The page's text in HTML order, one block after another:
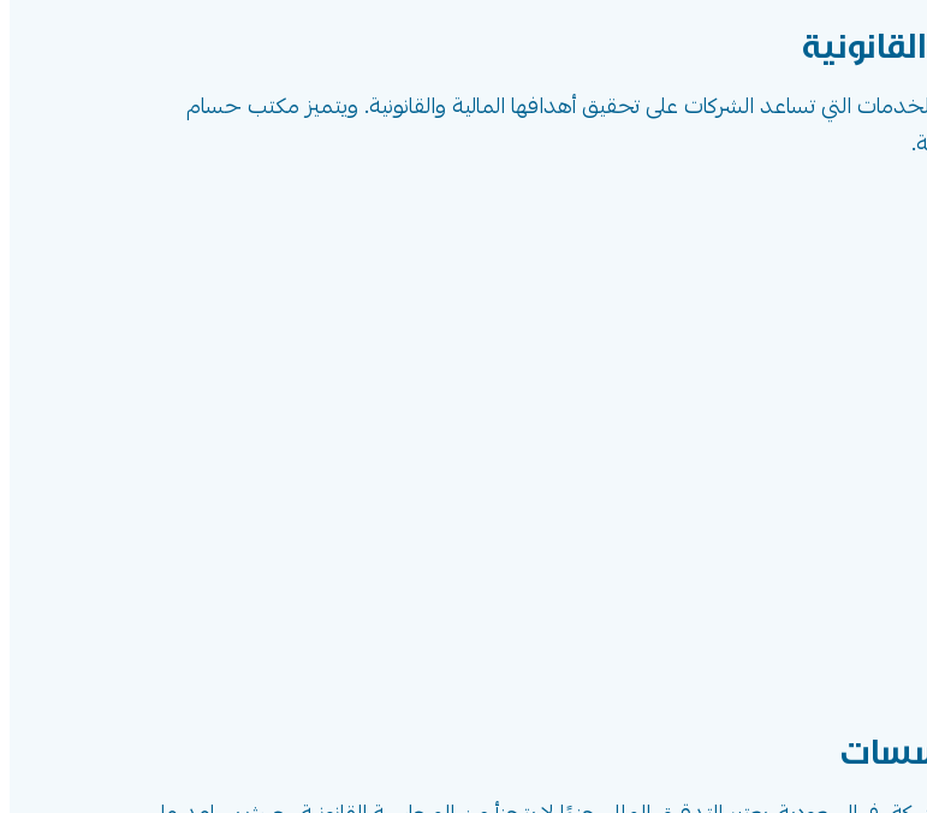
التي تساعد الشركات على تحقيق أهدافها المالية والقانونية. ويتميز مكتب حسام